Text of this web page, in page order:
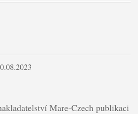
Mare-Czech publikaci